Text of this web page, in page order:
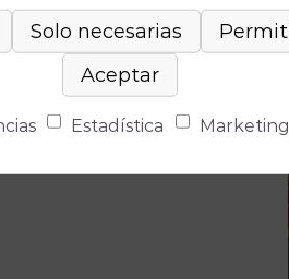
Estadística Marketing